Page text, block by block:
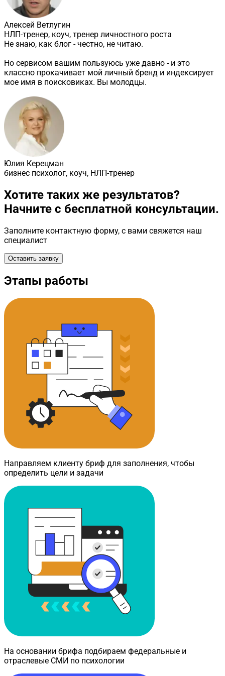
Алексей Ветлугин
НЛП-тренер, коуч, тренер личностного роста
Не знаю, как блог - честно, не читаю.
Но сервисом вашим пользуюсь уже давно - и это
классно прокачивает мой личный бренд и индексирует
мое имя в поисковиках. Вы молодцы.
Юлия Керецман
бизнес психолог, коуч, НЛП-тренер
Хотите таких же результатов?
Начните с бесплатной консультации.
Заполните контактную форму, с вами свяжется наш
специалист
Оставить заявку
Этапы работы
Направляем клиенту бриф для заполнения, чтобы
определить цели и задачи
На основании брифа подбираем федеральные и
отраслевые СМИ по психологии